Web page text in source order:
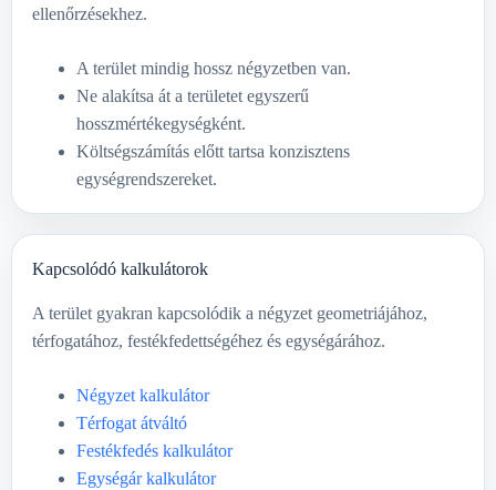
ellenőrzésekhez.
A terület mindig hossz négyzetben van.
Ne alakítsa át a területet egyszerű
hosszmértékegységként.
Költségszámítás előtt tartsa konzisztens
egységrendszereket.
Kapcsolódó kalkulátorok
A terület gyakran kapcsolódik a négyzet geometriájához,
térfogatához, festékfedettségéhez és egységárához.
Négyzet kalkulátor
Térfogat átváltó
Festékfedés kalkulátor
Egységár kalkulátor